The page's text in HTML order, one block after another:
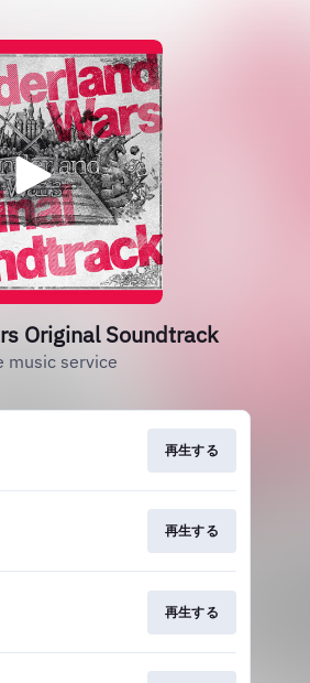
Original Soundtrack
music service
再生する
再生する
再生する